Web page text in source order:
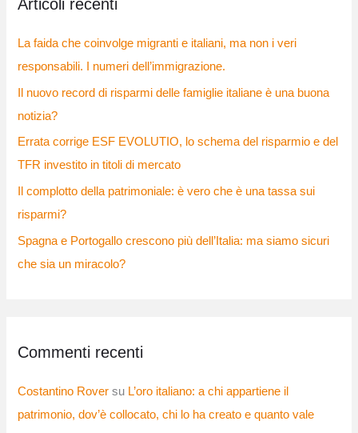
a
Articoli recenti
La faida che coinvolge migranti e italiani, ma non i veri
responsabili. I numeri dell’immigrazione.
Il nuovo record di risparmi delle famiglie italiane è una buona
notizia?
Errata corrige ESF EVOLUTIO, lo schema del risparmio e del
TFR investito in titoli di mercato
Il complotto della patrimoniale: è vero che è una tassa sui
risparmi?
Spagna e Portogallo crescono più dell’Italia: ma siamo sicuri
che sia un miracolo?
Commenti recenti
Costantino Rover su L’oro italiano: a chi appartiene il
patrimonio, dov’è collocato, chi lo ha creato e quanto vale